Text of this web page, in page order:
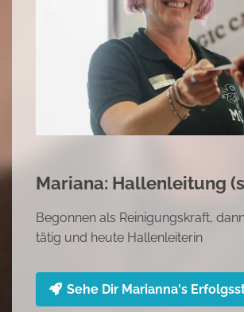
Mariana: Hallenleitung
Begonnen als Reinigungskraft,
tätig und heute Hallenleiterin
Sehe Dir Marianna's